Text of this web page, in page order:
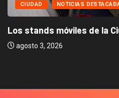
CIUDAD NOTICIAS
Los stands móviles de la
agosto 3, 2026